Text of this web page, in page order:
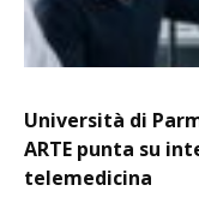
Università di
ARTE punta su
telemedicina